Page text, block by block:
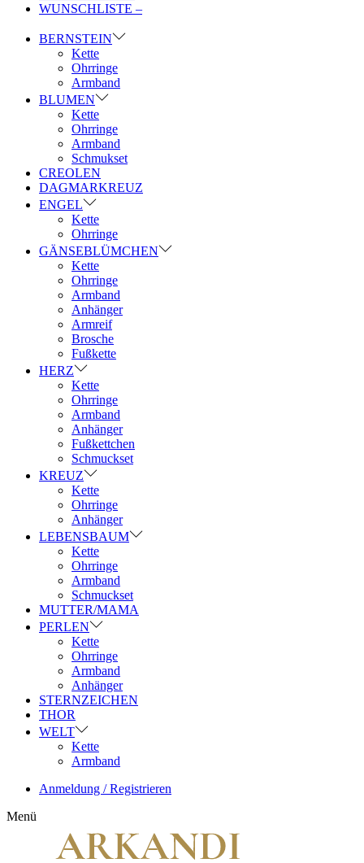
WUNSCHLISTE –
BERNSTEIN
Kette
Ohrringe
Armband
BLUMEN
Kette
Ohrringe
Armband
Schmukset
CREOLEN
DAGMARKREUZ
ENGEL
Kette
Ohrringe
GÄNSEBLÜMCHEN
Kette
Ohrringe
Armband
Anhänger
Armreif
Brosche
Fußkette
HERZ
Kette
Ohrringe
Armband
Anhänger
Fußkettchen
Schmuckset
KREUZ
Kette
Ohrringe
Anhänger
LEBENSBAUM
Kette
Ohrringe
Armband
Schmuckset
MUTTER/MAMA
PERLEN
Kette
Ohrringe
Armband
Anhänger
STERNZEICHEN
THOR
WELT
Kette
Armband
Anmeldung / Registrieren
Menü